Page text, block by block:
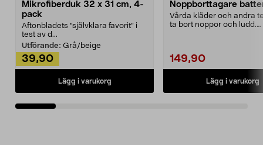
Mikrofiberduk 32 x 31 cm, 4-
pack
Aftonbladets "självklara favorit” i
test av d...
Utförande: Grå/beige
39,90
Lägg i varukorg
Noppborttagare
Vårda kläder och andra
ta bort noppor och ludd.
149,90
Lägg i varukorg